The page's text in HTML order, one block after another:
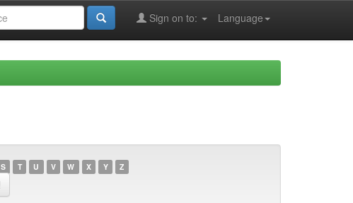
Language
Sign on to:
S T U V W X Y Z